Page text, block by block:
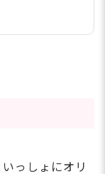
っしょにオリ